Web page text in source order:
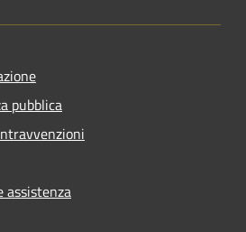
pubblica
assistenza